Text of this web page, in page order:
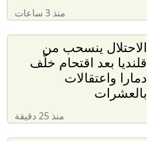
منذ 3 ساعات
الاحتلال ينسحب من
قلنديا بعد اقتحام خلّف
دمارا واعتقالات
بالعشرات
منذ 25 دقيقة